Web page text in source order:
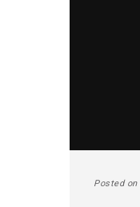
Posted on